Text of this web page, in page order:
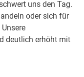
uns den Tag.
oder sich für
deutlich erhöht mit